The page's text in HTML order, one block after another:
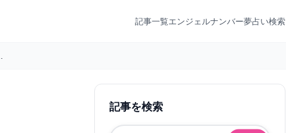
記事一覧エンジェルナンバー夢占い検索
記事を検索